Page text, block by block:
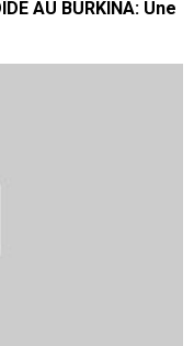
AU BURKINA: Une